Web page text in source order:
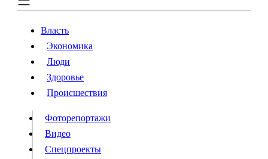
Власть
Происшествия
Видео
Конкурсы
Власть
Экономика
Люди
Здоровье
Происшествия
Фоторепортажи
Видео
Спецпроекты